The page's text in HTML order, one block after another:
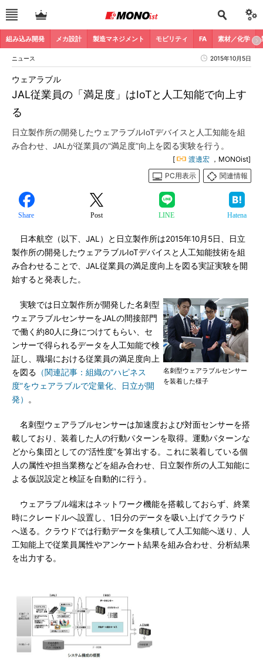
組み込み開発 メカ設計 製造マネジメント モビリティ FA 素材／化学
ニュース 2015年10月5日
JAL従業員の「満足度」はIoTと人工知能で向上す
る
ウェアラブル
日立製作所の開発したウェアラブルIoTデバイスと人工知能を組
み合わせ、JALが従業員の“満足度”向上を図る実験を行う。
[ 渡邊宏 ，MONOist]
PC用表示
関連情報
Share Post LINE Hatena
日本航空（以下、JAL）と日立製作所は2015年10月5日、日立
製作所の開発したウェアラブルIoTデバイスと人工知能技術を組
み合わせることで、JAL従業員の満足度向上を図る実証実験を開
始すると発表した。
名刺型ウェアラブルセンサー
を装着した様子
実験では日立製作所が開発した名刺型
ウェアラブルセンサーをJALの間接部門
で働く約80人に身につけてもらい、セ
ンサーで得られるデータを人工知能で検
証し、職場における従業員の満足度向上
を図る （関連記事：組織の“ハピネス
度”をウェアラブルで定量化、日立が開
発）
。
名刺型ウェアラブルセンサーは加速度および対面センサーを搭
載しており、装着した人の行動パターンを取得。運動パターンな
どから集団としての“活性度”を算出する。これに装着している個
人の属性や担当業務などを組み合わせ、日立製作所の人工知能に
よる仮説設定と検証を自動的に行う。
ウェアラブル端末はネットワーク機能を搭載しておらず、終業
時にクレードルへ設置し、1日分のデータを吸い上げてクラウド
へ送る。クラウドでは行動データを集積して人工知能へ送り、人
工知能上で従業員属性やアンケート結果を組み合わせ、分析結果
を出力する。